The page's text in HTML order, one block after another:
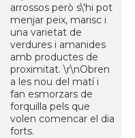
arrossos però s\'hi pot
menjar peix, marisc i
una varietat de
verdures i amanides
amb productes de
proximitat. \r\nObren
a les nou del matí i
fan esmorzars de
forquilla pels que
volen comencar el dia
forts.